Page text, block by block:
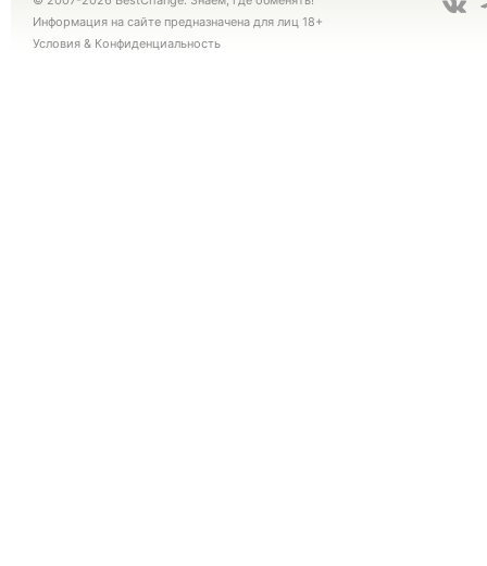
Информация на сайте предназначена для лиц 18+
Условия & Конфиденциальность